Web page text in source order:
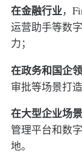
在金融行业，
运营助手等数
力；
在政务和国企
审批等场景打
在大型企业场
管理平台和数
地。